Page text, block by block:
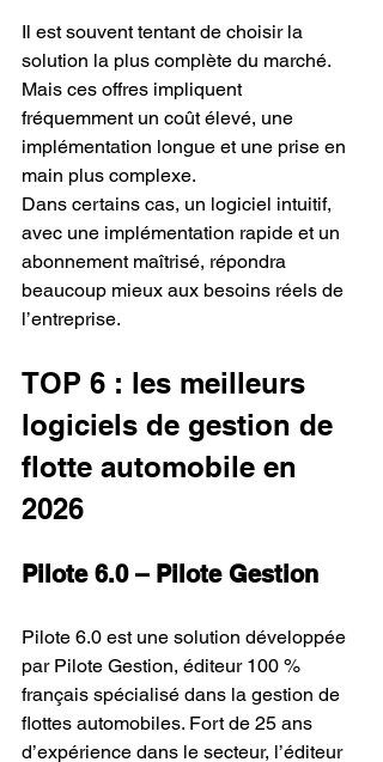
Il est souvent tentant de choisir la
solution la plus complète du marché.
Mais ces offres impliquent
fréquemment un coût élevé, une
implémentation longue et une prise en
main plus complexe.
Dans certains cas, un logiciel intuitif,
avec une implémentation rapide et un
abonnement maîtrisé, répondra
beaucoup mieux aux besoins réels de
l’entreprise.
TOP 6 : les meilleurs
logiciels de gestion de
flotte automobile en
2026
Pilote 6.0 – Pilote Gestion
Pilote 6.0 est une solution développée
par Pilote Gestion, éditeur 100 %
français spécialisé dans la gestion de
flottes automobiles. Fort de 25 ans
d’expérience dans le secteur, l’éditeur